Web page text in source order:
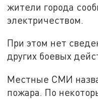
жители города
электричеством.
При этом нет
других боевых
Местные СМИ
пожара. По